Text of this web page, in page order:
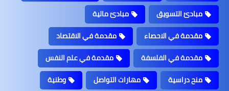
مبادئ التسويق
مبادئ مالية
مقدمة في الاحصاء
مقدمة في الاقتصاد
مقدمة في الفلسفة
مقدمة في علم النفس
منح دراسية
مهارات التواصل وطنية